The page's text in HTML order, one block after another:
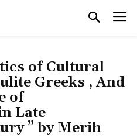
of Cultural
Greeks , And
of
Late
” by Merih